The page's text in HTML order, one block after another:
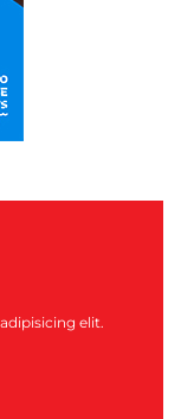
elit.